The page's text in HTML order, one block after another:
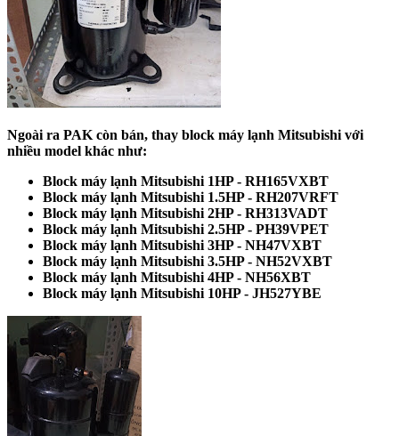
Ngoài ra PAK còn bán, thay block máy lạnh Mitsubishi với
nhiều model khác như:
Block máy lạnh Mitsubishi 1HP - RH165VXBT
Block máy lạnh Mitsubishi 1.5HP - RH207VRFT
Block máy lạnh Mitsubishi 2HP - RH313VADT
Block máy lạnh Mitsubishi 2.5HP - PH39VPET
Block máy lạnh Mitsubishi 3HP - NH47VXBT
Block máy lạnh Mitsubishi 3.5HP - NH52VXBT
Block máy lạnh Mitsubishi 4HP - NH56XBT
Block máy lạnh Mitsubishi 10HP - JH527YBE